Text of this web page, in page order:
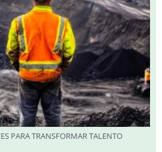
PARA TRANSFORMAR TALENTO